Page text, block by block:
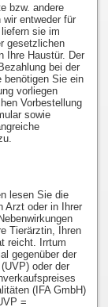
bzw. andere
entweder für
sie im
gesetzlichen
Ihre Haustür. Der
bei der
benötigen Sie ein
vorliegen
Vorbestellung
sowie
lesen Sie die
Arzt oder in Ihrer
Tierärztin, Ihren
reicht. Irrtum
gegenüber der
oder der
(IFA GmbH)
=